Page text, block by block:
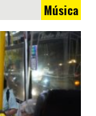
Música